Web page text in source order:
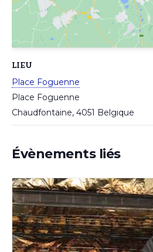
LIEU
Place Foguenne
Place Foguenne
Chaudfontaine, 4051 Belgique
Évènements liés